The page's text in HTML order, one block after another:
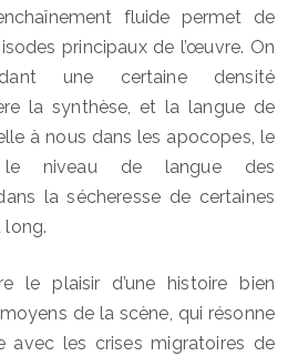
fluide permet de
principaux de l’œuvre. On
une certaine densité
la synthèse, et la langue de
à nous dans les apocopes, le
le niveau de langue des
la sécheresse de certaines
long.
le plaisir d’une histoire bien
de la scène, qui résonne
avec les crises migratoires de